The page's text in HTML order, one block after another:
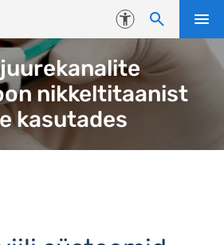
Juurdepääsetavus
nikkeltitaanist
kasutades